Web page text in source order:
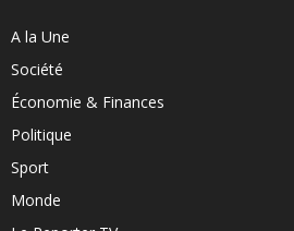
A la Une
Société
Économie & Finances
Politique
Sport
Monde